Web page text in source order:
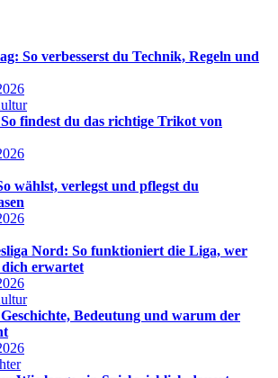
So verbesserst du Technik, Regeln und
findest du das richtige Trikot von
wählst, verlegst und pflegst du
Nord: So funktioniert die Liga, wer
erwartet
Bedeutung und warum der